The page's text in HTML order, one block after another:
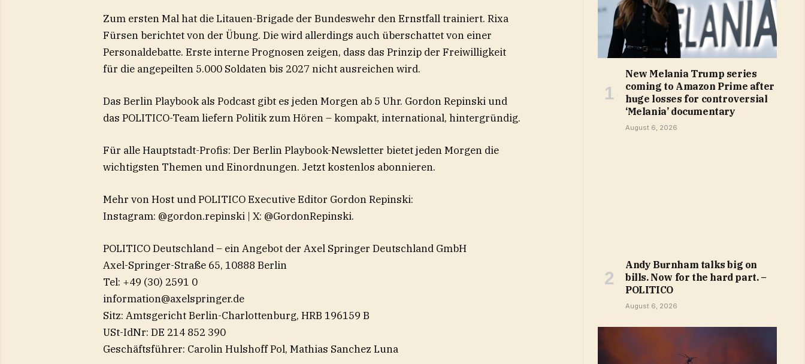
Zum ersten Mal hat die Litauen-Brigade der Bundeswehr den Ernstfall trainiert. Rixa
Fürsen berichtet von der Übung. Die wird allerdings auch überschattet von einer
Personaldebatte. Erste interne Prognosen zeigen, dass das Prinzip der Freiwilligkeit
für die angepeilten 5.000 Soldaten bis 2027 nicht ausreichen wird.
Das Berlin Playbook als Podcast gibt es jeden Morgen ab 5 Uhr. Gordon Repinski und
das POLITICO-Team liefern Politik zum Hören – kompakt, international, hintergründig.
Für alle Hauptstadt-Profis: Der Berlin Playbook-Newsletter bietet jeden Morgen die
wichtigsten Themen und Einordnungen. ⁠Jetzt kostenlos abonnieren.⁠
Mehr von Host und POLITICO Executive Editor Gordon Repinski:
Instagram: ⁠@gordon.repinski⁠ | X: ⁠@GordonRepinski⁠.
POLITICO Deutschland – ein Angebot der Axel Springer Deutschland GmbH
Axel-Springer-Straße 65, 10888 Berlin
Tel: +49 (30) 2591 0
information@axelspringer.de
Sitz: Amtsgericht Berlin-Charlottenburg, HRB 196159 B
USt-IdNr: DE 214 852 390
Geschäftsführer: Carolin Hulshoff Pol, Mathias Sanchez Luna
New Melania Trump series
coming to Amazon Prime after
huge losses for controversial
‘Melania’ documentary
August 6, 2026
Andy Burnham talks big on
bills. Now for the hard part. –
POLITICO
August 6, 2026